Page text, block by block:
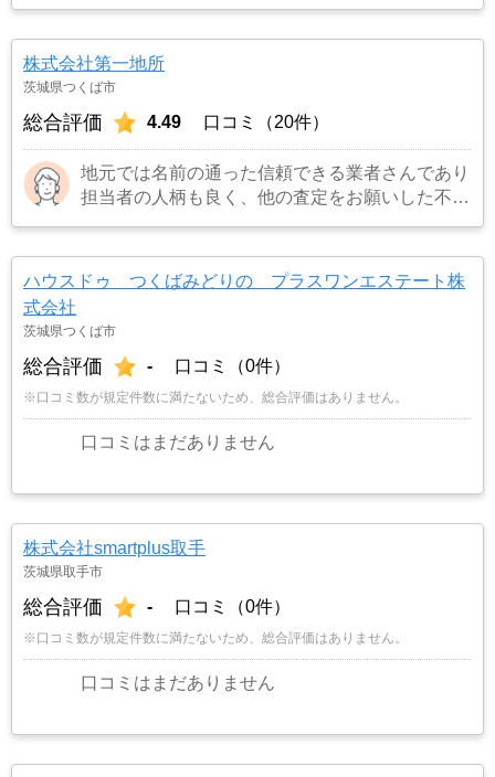
株式会社第一地所
茨城県つくば市
総合評価 4.49 口コミ（20件）
地元では名前の通った信頼できる業者さんであり
担当者の人柄も良く、他の査定をお願いした不動
る
ハウスドゥ つくばみどりの プラスワンエステート株
式会社
茨城県つくば市
総合評価 - 口コミ（0件）
※口コミ数が規定件数に満たないため、総合評価はありません。
口コミはまだありません
株式会社smartplus取手
茨城県取手市
総合評価 - 口コミ（0件）
※口コミ数が規定件数に満たないため、総合評価はありません。
口コミはまだありません